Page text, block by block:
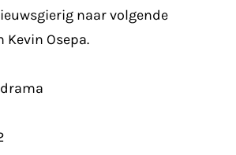
naar volgende
Osepa.